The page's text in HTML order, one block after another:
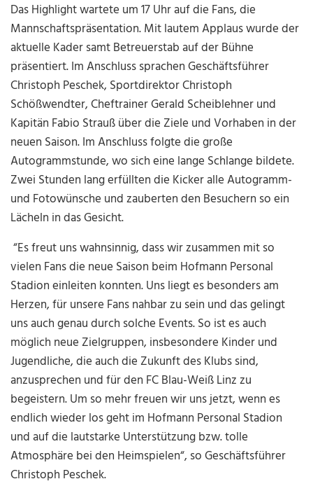
Das Highlight wartete um 17 Uhr auf die Fans, die
Mannschaftspräsentation. Mit lautem Applaus wurde der
aktuelle Kader samt Betreuerstab auf der Bühne
präsentiert. Im Anschluss sprachen Geschäftsführer
Christoph Peschek, Sportdirektor Christoph
Schößwendter, Cheftrainer Gerald Scheiblehner und
Kapitän Fabio Strauß über die Ziele und Vorhaben in der
neuen Saison. Im Anschluss folgte die große
Autogrammstunde, wo sich eine lange Schlange bildete.
Zwei Stunden lang erfüllten die Kicker alle Autogramm-
und Fotowünsche und zauberten den Besuchern so ein
Lächeln in das Gesicht.
“Es freut uns wahnsinnig, dass wir zusammen mit so
vielen Fans die neue Saison beim Hofmann Personal
Stadion einleiten konnten. Uns liegt es besonders am
Herzen, für unsere Fans nahbar zu sein und das gelingt
uns auch genau durch solche Events. So ist es auch
möglich neue Zielgruppen, insbesondere Kinder und
Jugendliche, die auch die Zukunft des Klubs sind,
anzusprechen und für den FC Blau-Weiß Linz zu
begeistern. Um so mehr freuen wir uns jetzt, wenn es
endlich wieder los geht im Hofmann Personal Stadion
und auf die lautstarke Unterstützung bzw. tolle
Atmosphäre bei den Heimspielen“, so Geschäftsführer
Christoph Peschek.